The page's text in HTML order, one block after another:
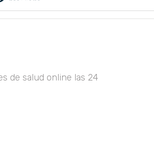
de salud online las 24